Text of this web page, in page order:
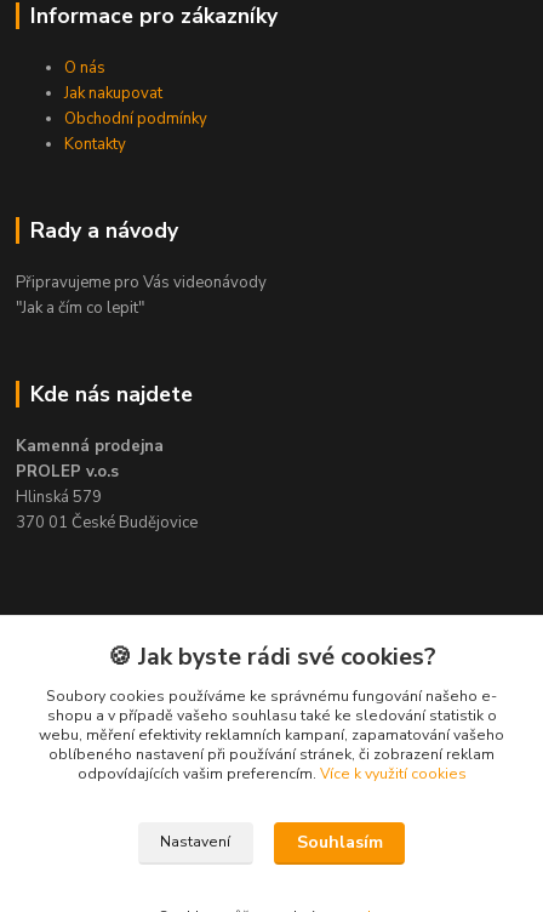
Informace pro zákazníky
O nás
Jak nakupovat
Obchodní podmínky
Kontakty
Rady a návody
Připravujeme pro Vás videonávody
"Jak a čím co lepit"
Kde nás najdete
Kamenná prodejna
PROLEP v.o.s
Hlinská 579
370 01 České Budějovice
Kontakt
Pavel Šedivý
+420 602 148 895
Pracovní doba PO - PÁ: 8,00-16,30
🍪 Jak byste rádi své cookies?
Soubory cookies používáme ke správnému fungování našeho e-
shopu a v případě vašeho souhlasu také ke sledování statistik o
webu, měření efektivity reklamních kampaní, zapamatování vašeho
oblíbeného nastavení při používání stránek, či zobrazení reklam
odpovídajících vašim preferencím. Více k využití cookies
Nastavení Souhlasím